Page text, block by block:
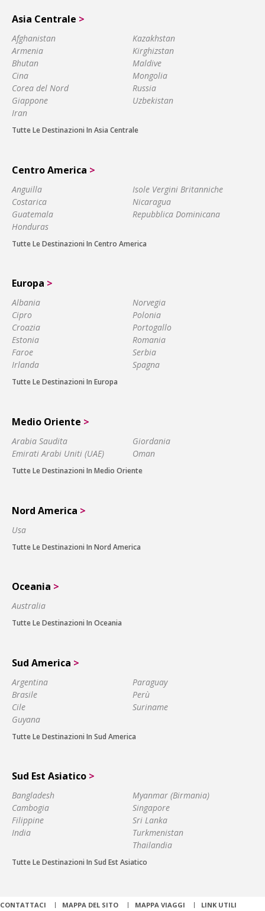
Asia Centrale >
Afghanistan
Armenia
Bhutan
Cina
Corea del Nord
Giappone
Iran
Kazakhstan
Kirghizstan
Maldive
Mongolia
Russia
Uzbekistan
Tutte Le Destinazioni In Asia Centrale
Centro America >
Anguilla
Costarica
Guatemala
Honduras
Isole Vergini Britanniche
Nicaragua
Repubblica Dominicana
Tutte Le Destinazioni In Centro America
Europa >
Albania
Cipro
Croazia
Estonia
Faroe
Irlanda
Norvegia
Polonia
Portogallo
Romania
Serbia
Spagna
Tutte Le Destinazioni In Europa
Medio Oriente >
Arabia Saudita
Emirati Arabi Uniti (UAE)
Giordania
Oman
Tutte Le Destinazioni In Medio Oriente
Nord America >
Usa
Tutte Le Destinazioni In Nord America
Oceania >
Australia
Tutte Le Destinazioni In Oceania
Sud America >
Argentina
Brasile
Cile
Guyana
Paraguay
Perù
Suriname
Tutte Le Destinazioni In Sud America
Sud Est Asiatico >
Bangladesh
Cambogia
Filippine
India
Myanmar (Birmania)
Singapore
Sri Lanka
Turkmenistan
Thailandia
Tutte Le Destinazioni In Sud Est Asiatico
CONTATTACI MAPPA DEL SITO MAPPA VIAGGI
LINK UTILI